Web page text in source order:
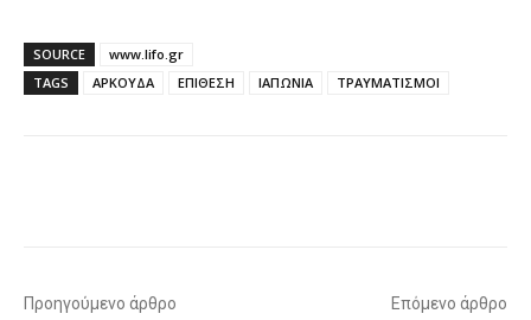
SOURCE
www.lifo.gr
TAGS
ΑΡΚΟΥΔΑ ΕΠΙΘΕΣΗ ΙΑΠΩΝΙΑ ΤΡΑΥΜΑΤΙΣΜΟΙ
Προηγούμενο άρθρο Επόμενο άρθρο